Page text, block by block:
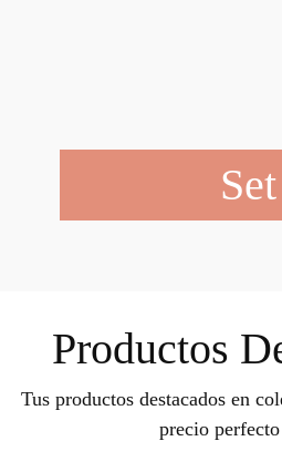
Set
Productos
Tus productos destacados en
precio